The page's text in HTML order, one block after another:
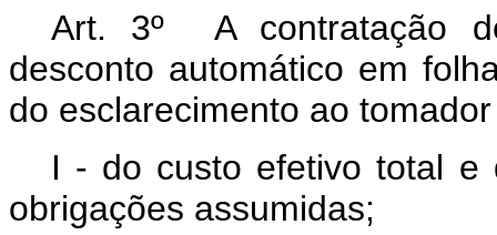
Art. 3º A contratação
desconto automático em
do esclarecimento ao
I - do custo efetivo total e
obrigações assumidas;